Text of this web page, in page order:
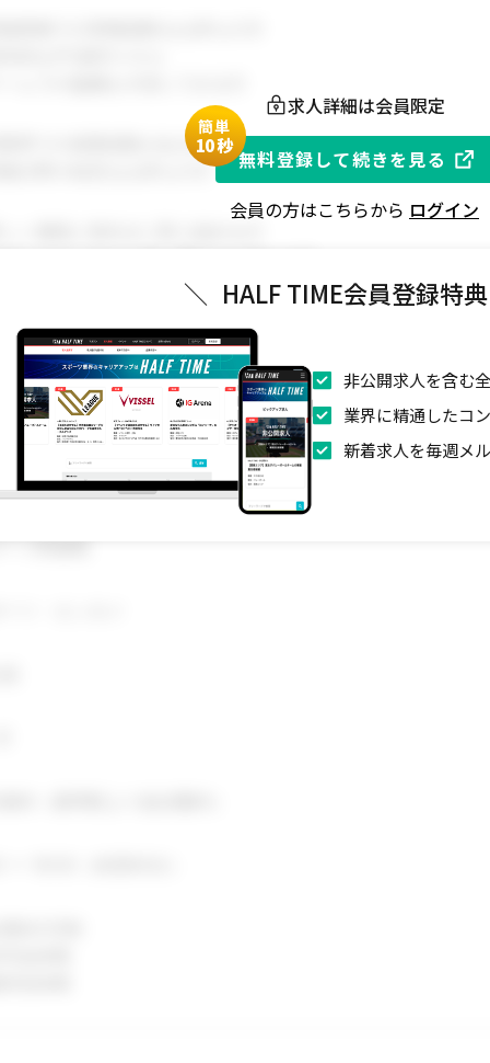
界での就業経験がある方
分野の知見をお持ちの方
大に伴い、組織体制を強化するためのメンバーを募集しま
ツ関連職
求人詳細は会員限定
簡単
10秒
無料登録して続きを見る
会員の方はこちらから ログイン
＼ HALF TIME会員登録特
非公開求人を含む
業界に精通したコ
新着求人を毎週メ